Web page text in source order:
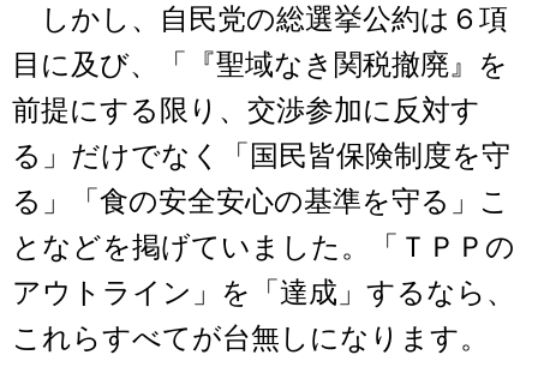
しかし、自民党の総選挙公約は６項
目に及び、「『聖域なき関税撤廃』を
前提にする限り、交渉参加に反対す
る」だけでなく「国民皆保険制度を守
る」「食の安全安心の基準を守る」こ
となどを掲げていました。「ＴＰＰの
アウトライン」を「達成」するなら、
これらすべてが台無しになります。